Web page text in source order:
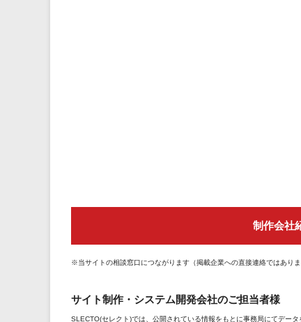
制作会社
※当サイトの相談窓口につながります（掲載企業への直接連絡ではありま
サイト制作・システム開発会社のご担当者様
SLECTO(セレクト)では、公開されている情報をもとに事務局にてデータ